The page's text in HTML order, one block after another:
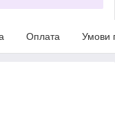
Оплата Умови